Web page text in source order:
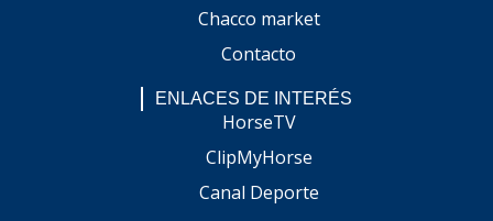
Chacco market
Contacto
ENLACES DE INTERÉS
HorseTV
ClipMyHorse
Canal Deporte